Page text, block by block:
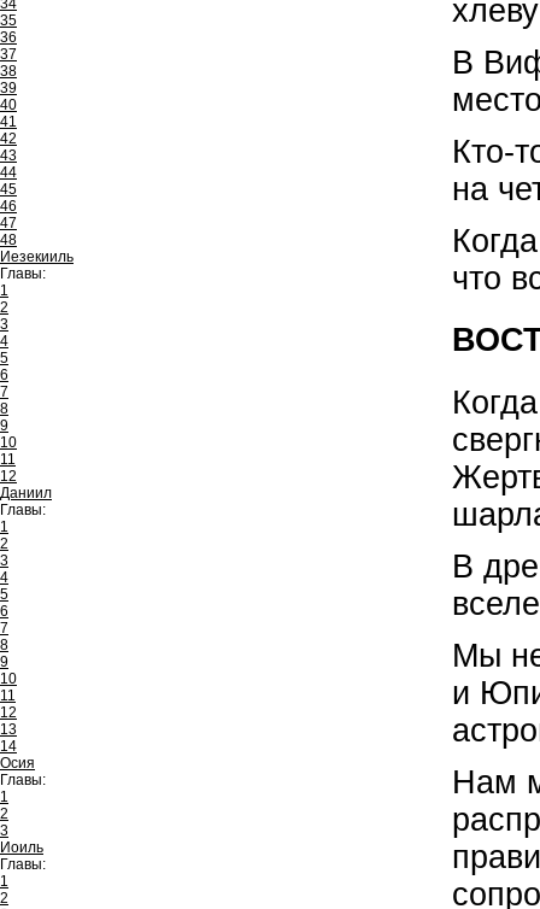
34
35
36
37
38
39
40
41
42
43
44
45
46
47
48
Иезекииль
Главы:
1
2
3
4
5
6
7
8
9
10
11
12
Даниил
Главы:
1
2
3
4
5
6
7
8
9
10
11
12
13
14
Осия
Главы:
1
2
3
Иоиль
Главы:
1
2
В
Кто-
на
что
В
Мы
и
Нам